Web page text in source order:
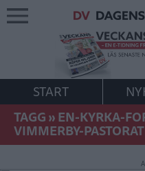
START
TAGG»EN-KYRKA-
VIMMERBY-PASTORAT